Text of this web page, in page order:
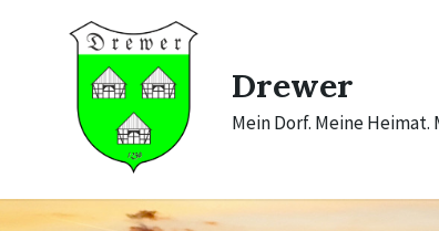
Drewer
Mein Dorf. Meine Heimat.